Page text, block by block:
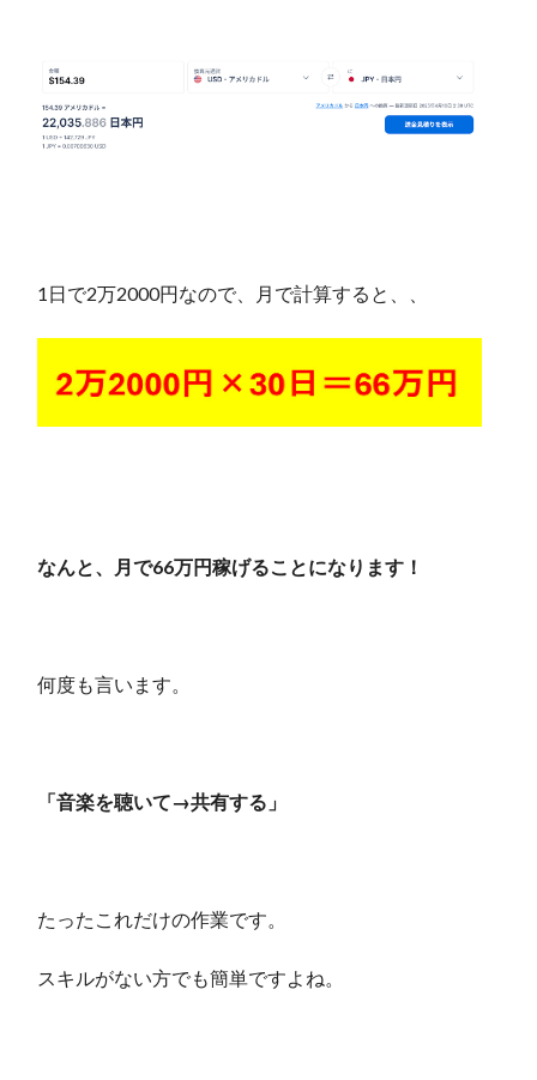
1日で2万2000円なので、月で計算すると、、
なんと、月で66万円稼げることになります！
何度も言います。
「音楽を聴いて→共有する」
たったこれだけの作業です。
スキルがない方でも簡単ですよね。